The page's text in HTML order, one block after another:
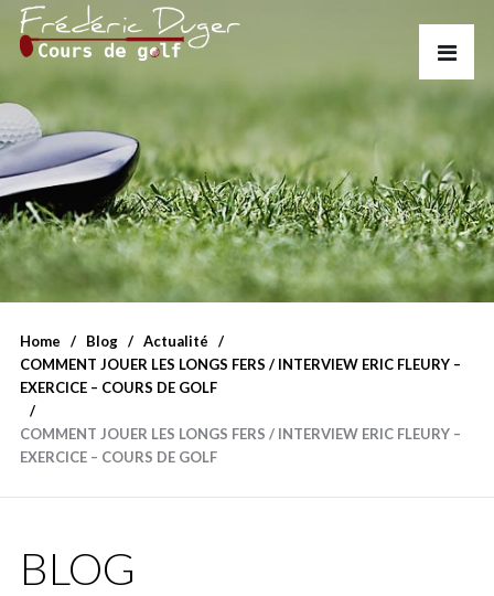
Home Blog
Actualité
COMMENT JOUER LES LONGS FERS / INTERVIEW ERIC FLEURY –
EXERCICE – COURS DE GOLF
COMMENT JOUER LES LONGS FERS / INTERVIEW ERIC FLEURY –
EXERCICE – COURS DE GOLF
BLOG